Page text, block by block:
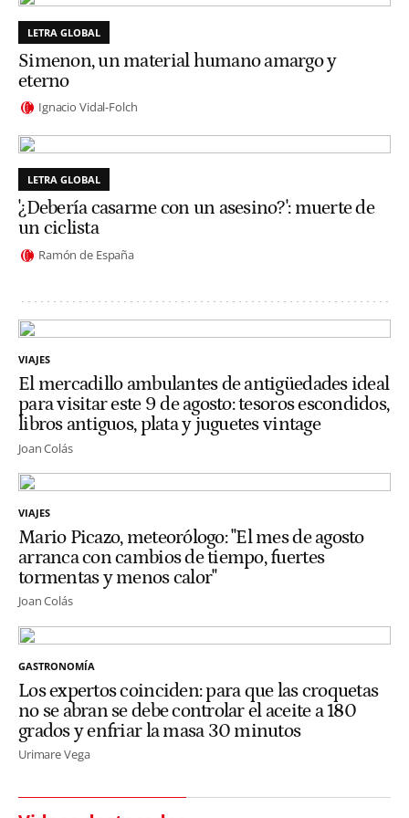
LETRA GLOBAL
Simenon, un material humano amargo y
eterno
Ignacio Vidal-Folch
LETRA GLOBAL
'¿Debería casarme con un asesino?': muerte de
un ciclista
Ramón de España
VIAJES
El mercadillo ambulantes de antigüedades ideal
para visitar este 9 de agosto: tesoros escondidos,
libros antiguos, plata y juguetes vintage
Joan Colás
VIAJES
Mario Picazo, meteorólogo: "El mes de agosto
arranca con cambios de tiempo, fuertes
tormentas y menos calor"
Joan Colás
GASTRONOMÍA
Los expertos coinciden: para que las croquetas
no se abran se debe controlar el aceite a 180
grados y enfriar la masa 30 minutos
Urimare Vega